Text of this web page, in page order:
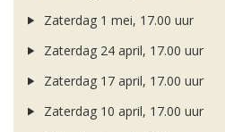
Zaterdag 1 mei, 17.00 uur
Zaterdag 24 april, 17.00 uur
Zaterdag 17 april, 17.00 uur
Zaterdag 10 april, 17.00 uur